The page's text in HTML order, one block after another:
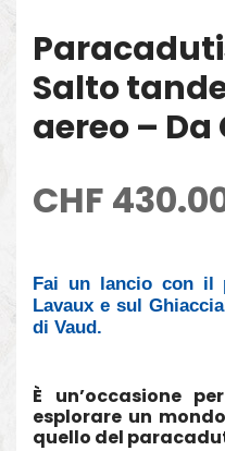
Salto
aereo – Da
CHF
Fai un lancio con il
Lavaux e sul
di Vaud.
È un’occasione
esplorare un
quello del